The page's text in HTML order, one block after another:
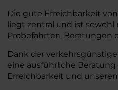
Die gute Erreichbarkeit
liegt zentral und ist
Probefahrten, Beratungen
Dank der
eine ausführliche
Erreichbarkeit und